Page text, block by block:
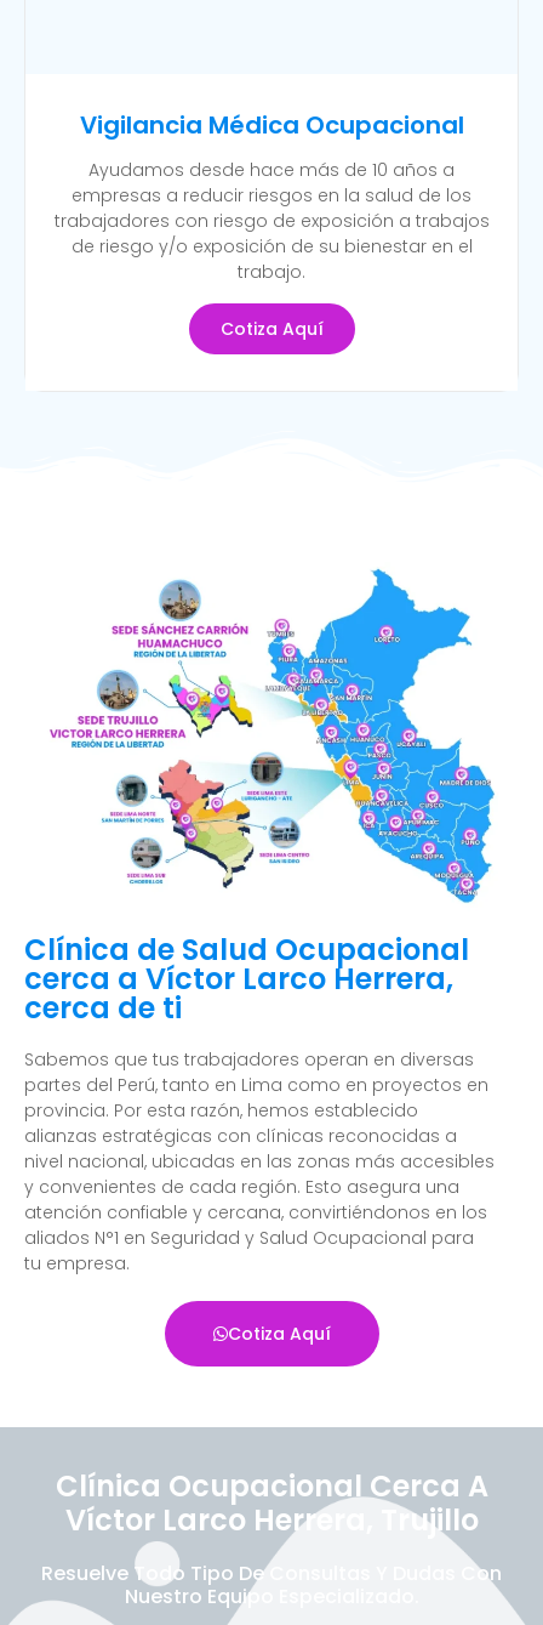
Vigilancia Médica Ocupacional
Ayudamos desde hace más de 10 años a
empresas a reducir riesgos en la salud de los
trabajadores con riesgo de exposición a trabajos
de riesgo y/o exposición de su bienestar en el
trabajo.
Cotiza Aquí
Clínica de Salud Ocupacional
cerca a Víctor Larco Herrera,
cerca de ti
Sabemos que tus trabajadores operan en diversas
partes del Perú, tanto en Lima como en proyectos en
provincia. Por esta razón, hemos establecido
alianzas estratégicas con clínicas reconocidas a
nivel nacional, ubicadas en las zonas más accesibles
y convenientes de cada región. Esto asegura una
atención confiable y cercana, convirtiéndonos en los
aliados N°1 en Seguridad y Salud Ocupacional para
tu empresa.
Cotiza Aquí
Clínica Ocupacional Cerca A
Víctor Larco Herrera, Trujillo
Resuelve Todo Tipo De Consultas Y Dudas Con
Nuestro Equipo Especializado.